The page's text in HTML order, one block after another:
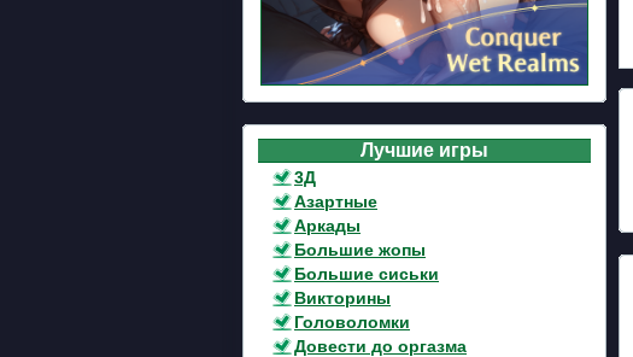
Лучшие игры
3Д
Азартные
Аркады
Большие жопы
Большие сиськи
Викторины
Головоломки
Довести до оргазма